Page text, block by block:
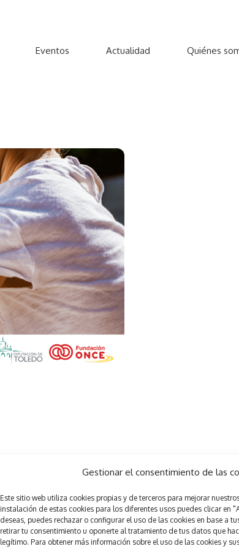
Gestionar el consentimiento de las
Este sitio web utiliza cookies propias y de terceros para mejorar
instalación de estas cookies para los diferentes usos puedes clicar en
deseas, puedes rechazar o configurar el uso de las cookies en base a
retirar tu consentimiento u oponerte al tratamiento de tus datos que
legítimo. Para obtener más información sobre el uso de las cookies y
Eventos Actualidad Quiénes